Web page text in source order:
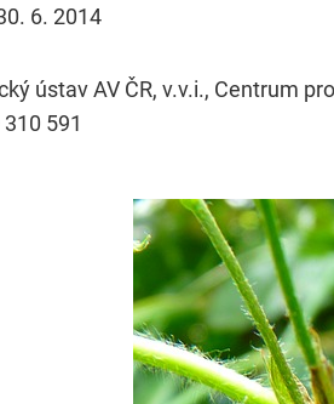
6. 2014
ústav AV ČR, v.v.i., Centrum
591